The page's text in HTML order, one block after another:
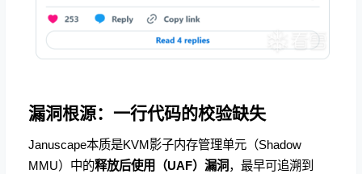
漏洞根源：一行代码的校验缺失
Januscape本质是KVM影子内存管理单元（Shadow
MMU）中的释放后使用（UAF）漏洞 ，最早可追溯到